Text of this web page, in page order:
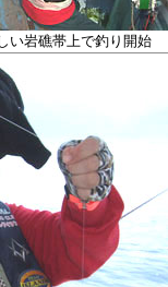
い岩礁帯上で釣り開始